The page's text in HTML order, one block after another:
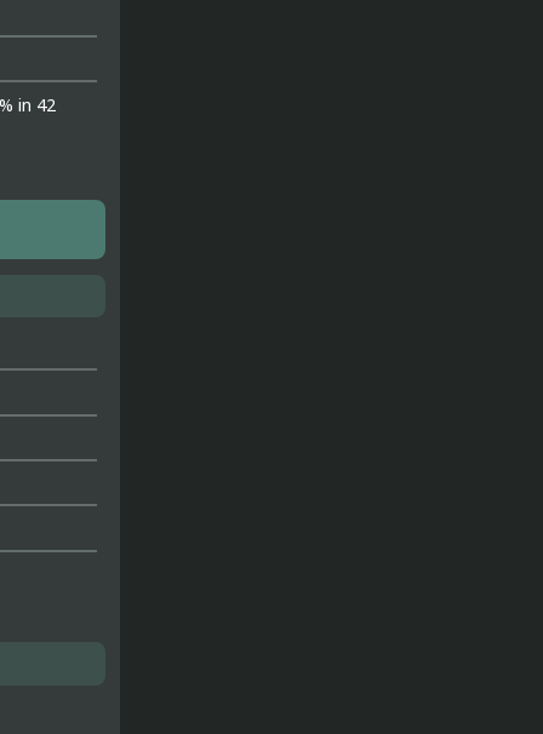
in 42